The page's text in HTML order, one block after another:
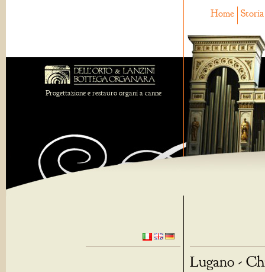
Home Storia
Progettazione e restauro organi a canne
Lugano -